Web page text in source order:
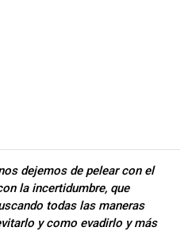
dejemos de pelear con el
la incertidumbre, que
todas las maneras
y como evadirlo y más